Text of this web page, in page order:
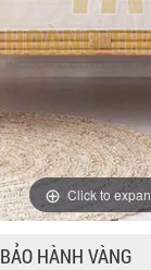
Click to
BẢO HÀNH VÀNG